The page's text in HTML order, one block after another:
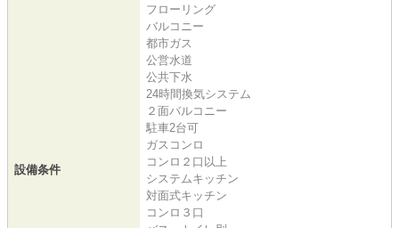
設備条件
フローリング
バルコニー
都市ガス
公営水道
公共下水
24時間換気システム
２面バルコニー
駐車2台可
ガスコンロ
コンロ２口以上
システムキッチン
対面式キッチン
コンロ３口